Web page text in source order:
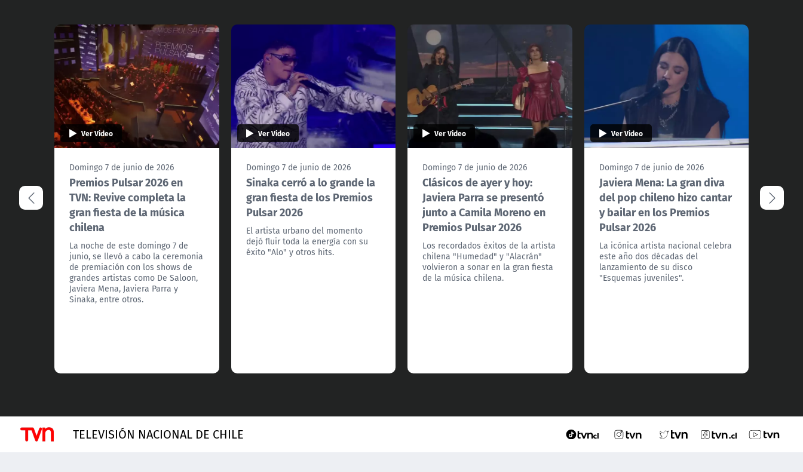
Ver Video
Domingo 7 de junio de 2026
Premios Pulsar 2026 en
TVN: Revive completa la
gran fiesta de la música
chilena
La noche de este domingo 7 de
junio, se llevó a cabo la ceremonia
de premiación con los shows de
grandes artistas como De Saloon,
Javiera Mena, Javiera Parra y
Sinaka, entre otros.
Ver Video
Domingo 7 de junio de 2026
Sinaka cerró a lo grande la
gran fiesta de los Premios
Pulsar 2026
El artista urbano del momento
dejó fluir toda la energía con su
éxito "Alo" y otros hits.
Ver Video
Domingo 7 de junio de 2026
Clásicos de ayer y hoy:
Javiera Parra se presentó
junto a Camila Moreno en
Premios Pulsar 2026
Los recordados éxitos de la artista
chilena "Humedad" y "Alacrán"
volvieron a sonar en la gran fiesta
de la música chilena.
Ver Video
Domingo 7 de junio de 2026
Javiera Mena: La gran diva
del pop chileno hizo cantar
y bailar en los Premios
Pulsar 2026
La icónica artista nacional celebra
este año dos décadas del
lanzamiento de su disco
"Esquemas juveniles".
TELEVISIÓN NACIONAL DE CHILE